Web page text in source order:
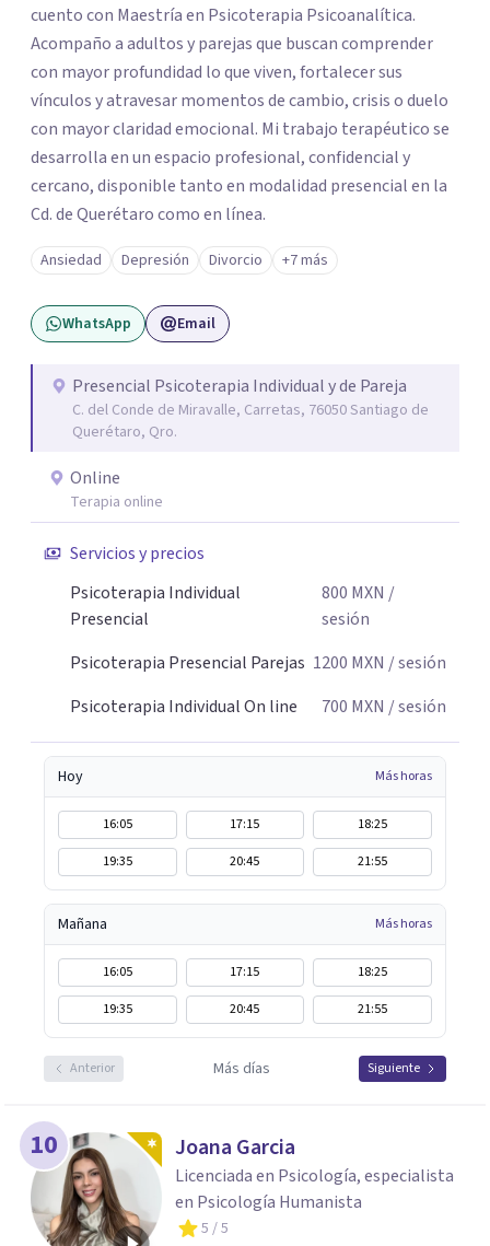
cuento con Maestría en Psicoterapia Psicoanalítica.
Acompaño a adultos y parejas que buscan comprender
con mayor profundidad lo que viven, fortalecer sus
vínculos y atravesar momentos de cambio, crisis o duelo
con mayor claridad emocional. Mi trabajo terapéutico se
desarrolla en un espacio profesional, confidencial y
cercano, disponible tanto en modalidad presencial en la
Cd. de Querétaro como en línea.
Ansiedad Depresión Divorcio +7 más
WhatsApp Email
Presencial Psicoterapia Individual y de Pareja
C. del Conde de Miravalle, Carretas, 76050 Santiago de
Querétaro, Qro.
Online
Terapia online
Servicios y precios
Psicoterapia Individual
Presencial
800 MXN /
sesión
Psicoterapia Presencial Parejas 1200 MXN / sesión
Psicoterapia Individual On line
700 MXN / sesión
Hoy Más horas
16:05 17:15
18:25
19:35
20:45 21:55
Mañana Más horas
16:05 17:15
18:25
19:35
20:45 21:55
Anterior Más días Siguiente
10 Joana Garcia
Licenciada en Psicología, especialista
en Psicología Humanista
5 / 5